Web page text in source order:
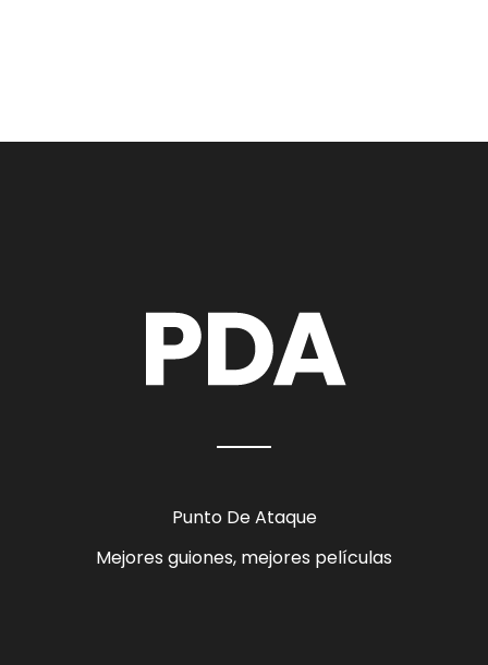
Punto De Ataque
Mejores guiones, mejores películas